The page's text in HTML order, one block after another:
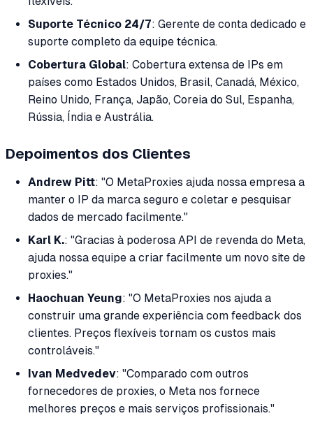
Suporte Técnico 24/7: Gerente de conta dedicado e
suporte completo da equipe técnica.
Cobertura Global: Cobertura extensa de IPs em
países como Estados Unidos, Brasil, Canadá, México,
Reino Unido, França, Japão, Coreia do Sul, Espanha,
Rússia, Índia e Austrália.
Depoimentos dos Clientes
Andrew Pitt: "O MetaProxies ajuda nossa empresa a
manter o IP da marca seguro e coletar e pesquisar
dados de mercado facilmente."
Karl K.: "Gracias à poderosa API de revenda do Meta,
ajuda nossa equipe a criar facilmente um novo site de
proxies."
Haochuan Yeung: "O MetaProxies nos ajuda a
construir uma grande experiência com feedback dos
clientes. Preços flexíveis tornam os custos mais
controláveis."
Ivan Medvedev: "Comparado com outros
fornecedores de proxies, o Meta nos fornece
melhores preços e mais serviços profissionais."